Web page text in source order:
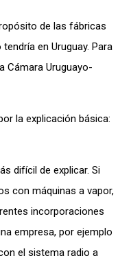
de las fábricas
en Uruguay. Para
Cámara Uruguayo-
la explicación básica:
difícil de explicar. Si
con máquinas a vapor,
incorporaciones
empresa, por ejemplo
el sistema radio a